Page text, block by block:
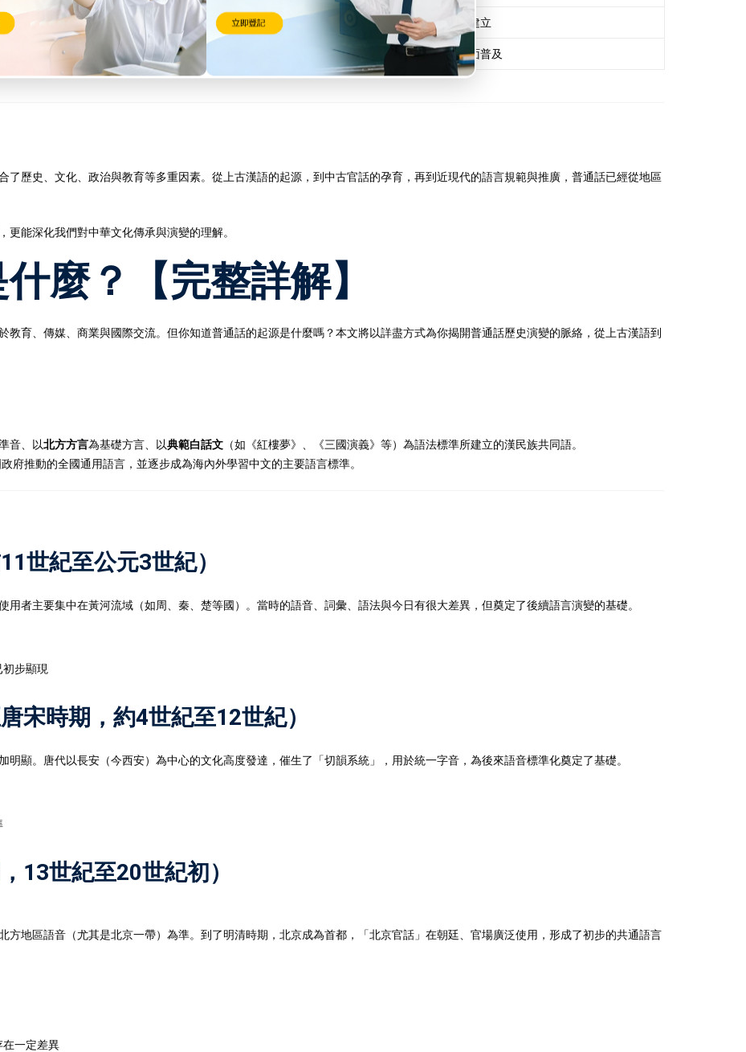
準，制定國語推廣策略 標準語建立
及，教育與媒體統一使用 國語全面普及
了歷史、文化、政治與教育等多重因素。從上古漢語的起源，到中古官話的孕育，再到近現代的語言規範與推廣，普通話已經從地區
能深化我們對中華文化傳承與演變的理解。
麼？【完整詳解】
教育、傳媒、商業與國際交流。但你知道普通話的起源是什麼嗎？本文將以詳盡方式為你揭開普通話歷史演變的脈絡，從上古漢語到
音、以北方方言為基礎方言、以典範白話文 （如《紅樓夢》、《三國演義》等）為語法標準所建立的漢民族共同語。
府推動的全國通用語言，並逐步成為海內外學習中文的主要語言標準。
世紀至公元3世紀）
用者主要集中在黃河流域（如周、秦、楚等國）。當時的語音、詞彙、語法與今日有很大差異，但奠定了後續語言演變的基礎。
步顯現
宋時期，約4世紀至12世紀）
明顯。唐代以長安（今西安）為中心的文化高度發達，催生了「切韻系統」，用於統一字音，為後來語音標準化奠定了基礎。
13世紀至20世紀初）
方地區語音（尤其是北京一帶）為準。到了明清時期，北京成為首都，「北京官話」在朝廷、官場廣泛使用，形成了初步的共通語言
在一定差異